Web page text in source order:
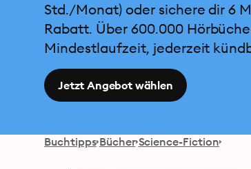
Std./Monat) oder sichere dir 6
Rabatt. Über 600.000
Mindestlaufzeit, jederzeit
Jetzt Angebot wählen
Buchtipps Bücher Science-Fiction